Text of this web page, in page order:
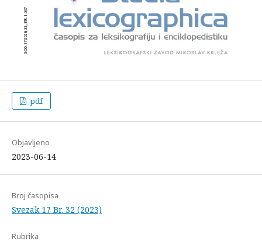
pdf
Objavljeno
2023-06-14
Broj časopisa
Svezak 17 Br. 32 (2023)
Rubrika